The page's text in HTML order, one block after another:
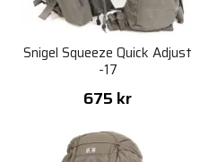
Snigel Squeeze Quick Adjust
-17
675 kr